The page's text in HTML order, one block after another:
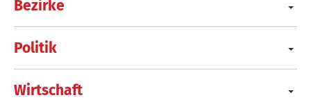
Bezirke
Politik
Wirtschaft